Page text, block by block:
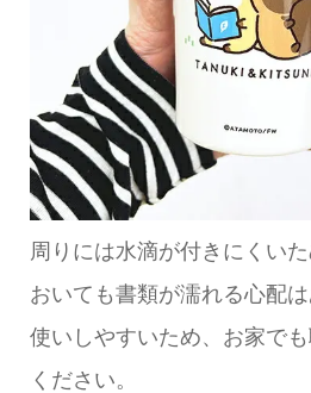
周りには水滴が付きにくい
おいても書類が濡れる心配
使いしやすいため、お家で
ください。